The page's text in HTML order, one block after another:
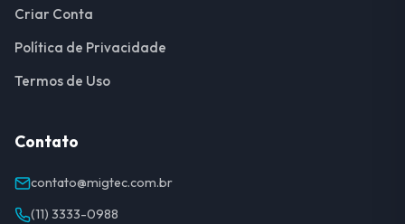
Criar Conta
Política de Privacidade
Termos de Uso
Contato
contato@migtec.com.br
(11) 3333-0988